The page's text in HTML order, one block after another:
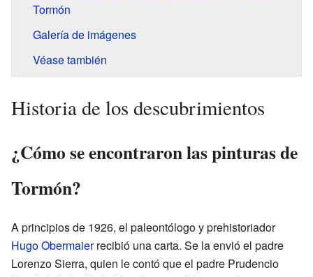
Tormón
Galería de imágenes
Véase también
Historia de los descubrimientos
¿Cómo se encontraron las pinturas de
Tormón?
A principios de 1926, el paleontólogo y prehistoriador
Hugo Obermaierrecibió una carta. Se la envió el padre
Lorenzo Sierra, quien le contó que el padre Prudencio